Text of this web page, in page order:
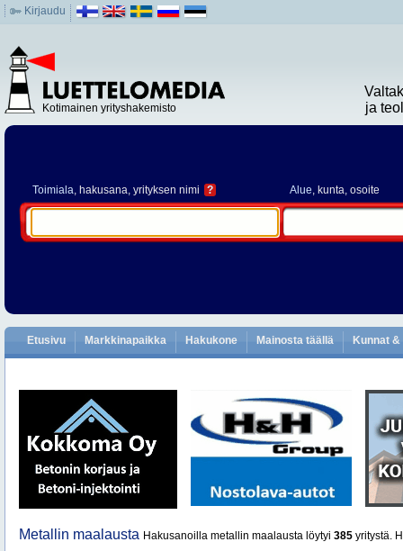
Kirjaudu
Kotimainen yrityshakemisto
ja
Toimiala, hakusana, yrityksen nimi ? Alue, kunta, osoite
Etusivu Markkinapaikka Hakukone Mainosta täällä Kunnat
Metallin maalausta Hakusanoilla metallin maalausta löytyi 385 yritystä.